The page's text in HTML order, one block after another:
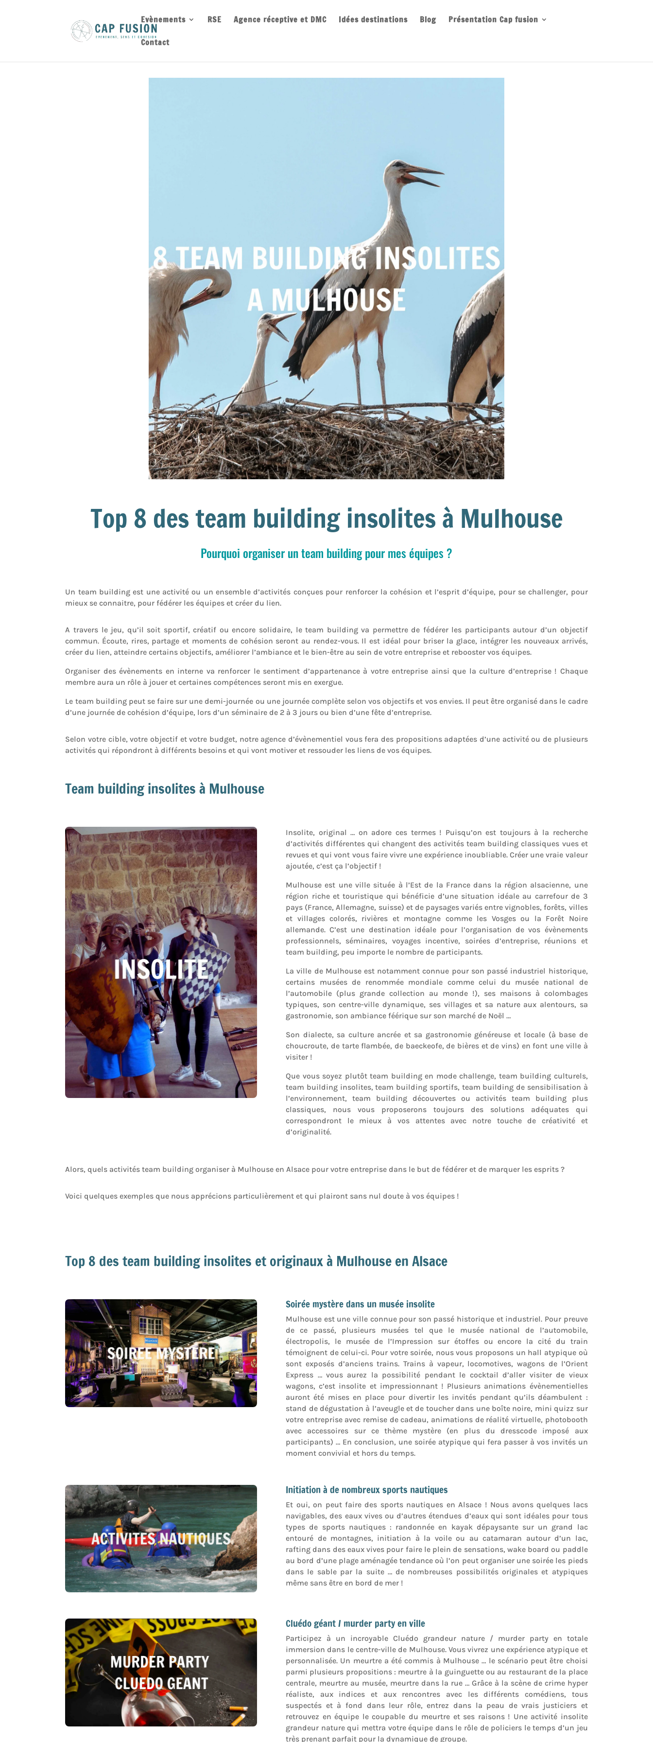
Evènements RSE Agence réceptive et DMC Idées destinations Blog Présentation Cap fusion
Contact
Top 8 des team building insolites à Mulhouse
Pourquoi organiser un team building pour mes équipes ?
Un team building est une activité ou un ensemble d’activités conçues pour renforcer la cohésion et l’esprit d’équipe, pour se challenger, pour
mieux se connaitre, pour fédérer les équipes et créer du lien.
A travers le jeu, qu’il soit sportif, créatif ou encore solidaire, le team building va permettre de fédérer les participants autour d’un objectif
commun. Écoute, rires, partage et moments de cohésion seront au rendez-vous. Il est idéal pour briser la glace, intégrer les nouveaux arrivés,
créer du lien, atteindre certains objectifs, améliorer l’ambiance et le bien-être au sein de votre entreprise et rebooster vos équipes.
Organiser des évènements en interne va renforcer le sentiment d’appartenance à votre entreprise ainsi que la culture d’entreprise ! Chaque
membre aura un rôle à jouer et certaines compétences seront mis en exergue.
Le team building peut se faire sur une demi-journée ou une journée complète selon vos objectifs et vos envies. Il peut être organisé dans le cadre
d’une journée de cohésion d’équipe, lors d’un séminaire de 2 à 3 jours ou bien d’une fête d’entreprise.
Selon votre cible, votre objectif et votre budget, notre agence d’évènementiel vous fera des propositions adaptées d’une activité ou de plusieurs
activités qui répondront à différents besoins et qui vont motiver et ressouder les liens de vos équipes.
Team building insolites à Mulhouse
Insolite, original … on adore ces termes ! Puisqu’on est toujours à la recherche
d’activités différentes qui changent des activités team building classiques vues et
revues et qui vont vous faire vivre une expérience inoubliable. Créer une vraie valeur
ajoutée, c’est ça l’objectif !
Mulhouse est une ville située à l’Est de la France dans la région alsacienne, une
région riche et touristique qui bénéficie d’une situation idéale au carrefour de 3
pays (France, Allemagne, suisse) et de paysages variés entre vignobles, forêts, villes
et villages colorés, rivières et montagne comme les Vosges ou la Forêt Noire
allemande. C’est une destination idéale pour l’organisation de vos évènements
professionnels, séminaires, voyages incentive, soirées d’entreprise, réunions et
team building, peu importe le nombre de participants.
La ville de Mulhouse est notamment connue pour son passé industriel historique,
certains musées de renommée mondiale comme celui du musée national de
l’automobile (plus grande collection au monde !), ses maisons à colombages
typiques, son centre-ville dynamique, ses villages et sa nature aux alentours, sa
gastronomie, son ambiance féérique sur son marché de Noël …
Son dialecte, sa culture ancrée et sa gastronomie généreuse et locale (à base de
choucroute, de tarte flambée, de baeckeofe, de bières et de vins) en font une ville à
visiter !
Que vous soyez plutôt team building en mode challenge, team building culturels,
team building insolites, team building sportifs, team building de sensibilisation à
l’environnement, team building découvertes ou activités team building plus
classiques, nous vous proposerons toujours des solutions adéquates qui
correspondront le mieux à vos attentes avec notre touche de créativité et
d’originalité.
Alors, quels activités team building organiser à Mulhouse en Alsace pour votre entreprise dans le but de fédérer et de marquer les esprits ?
Voici quelques exemples que nous apprécions particulièrement et qui plairont sans nul doute à vos équipes !
Top 8 des team building insolites et originaux à Mulhouse en Alsace
Soirée mystère dans un musée insolite
Mulhouse est une ville connue pour son passé historique et industriel. Pour preuve
de ce passé, plusieurs musées tel que le musée national de l’automobile,
électropolis, le musée de l’Impression sur étoffes ou encore la cité du train
témoignent de celui-ci. Pour votre soirée, nous vous proposons un hall atypique où
sont exposés d’anciens trains. Trains à vapeur, locomotives, wagons de l’Orient
Express … vous aurez la possibilité pendant le cocktail d’aller visiter de vieux
wagons, c’est insolite et impressionnant ! Plusieurs animations évènementielles
auront été mises en place pour divertir les invités pendant qu’ils déambulent :
stand de dégustation à l’aveugle et de toucher dans une boîte noire, mini quizz sur
votre entreprise avec remise de cadeau, animations de réalité virtuelle, photobooth
avec accessoires sur ce thème mystère (en plus du dresscode imposé aux
participants) … En conclusion, une soirée atypique qui fera passer à vos invités un
moment convivial et hors du temps.
Initiation à de nombreux sports nautiques
Et oui, on peut faire des sports nautiques en Alsace ! Nous avons quelques lacs
navigables, des eaux vives ou d’autres étendues d’eaux qui sont idéales pour tous
types de sports nautiques : randonnée en kayak dépaysante sur un grand lac
entouré de montagnes, initiation à la voile ou au catamaran autour d’un lac,
rafting dans des eaux vives pour faire le plein de sensations, wake board ou paddle
au bord d’une plage aménagée tendance où l’on peut organiser une soirée les pieds
dans le sable par la suite … de nombreuses possibilités originales et atypiques
même sans être en bord de mer !
Cluédo géant / murder party en ville
Participez à un incroyable Cluédo grandeur nature / murder party en totale
immersion dans le centre-ville de Mulhouse. Vous vivrez une expérience atypique et
personnalisée. Un meurtre a été commis à Mulhouse … le scénario peut être choisi
parmi plusieurs propositions : meurtre à la guinguette ou au restaurant de la place
centrale, meurtre au musée, meurtre dans la rue … Grâce à la scène de crime hyper
réaliste, aux indices et aux rencontres avec les différents comédiens, tous
suspectés et à fond dans leur rôle, entrez dans la peau de vrais justiciers et
retrouvez en équipe le coupable du meurtre et ses raisons ! Une activité insolite
grandeur nature qui mettra votre équipe dans le rôle de policiers le temps d’un jeu
très prenant parfait pour la dynamique de groupe.